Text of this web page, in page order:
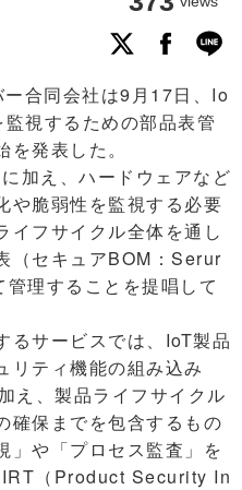
合同会社は9月17日、Io
視するための部品表管
発表した。
加え、ハードウェアなど
や脆弱性を監視する必要
イフサイクル全体を通し
（セキュアBOM：Serur
理することを提唱して
サービスでは、IoT製品
リティ機能の組み込み
え、製品ライフサイクル
確保までを包含するもの
」や「プロセス監査」を
（Product Security In